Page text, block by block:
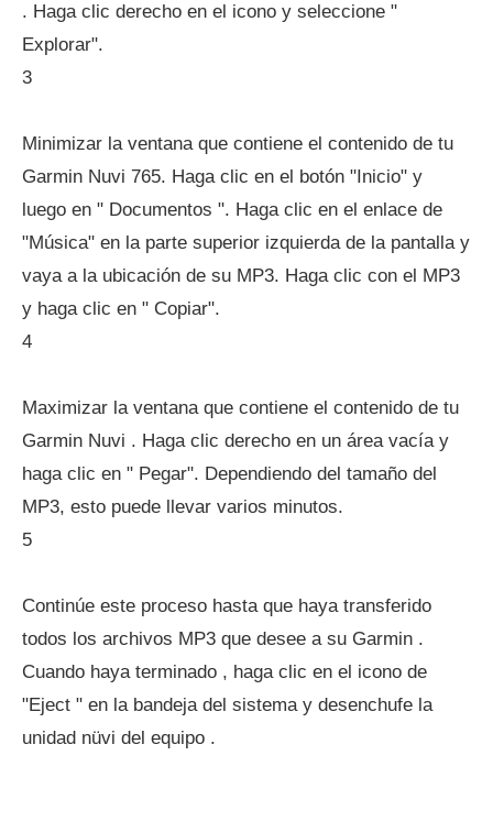
. Haga clic derecho en el icono y seleccione "
Explorar".
3
Minimizar la ventana que contiene el contenido de tu
Garmin Nuvi 765. Haga clic en el botón "Inicio" y
luego en " Documentos ". Haga clic en el enlace de
"Música" en la parte superior izquierda de la pantalla y
vaya a la ubicación de su MP3. Haga clic con el MP3
y haga clic en " Copiar".
4
Maximizar la ventana que contiene el contenido de tu
Garmin Nuvi . Haga clic derecho en un área vacía y
haga clic en " Pegar". Dependiendo del tamaño del
MP3, esto puede llevar varios minutos.
5
Continúe este proceso hasta que haya transferido
todos los archivos MP3 que desee a su Garmin .
Cuando haya terminado , haga clic en el icono de
"Eject " en la bandeja del sistema y desenchufe la
unidad nüvi del equipo .